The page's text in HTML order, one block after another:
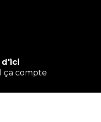
d'ici
ça compte